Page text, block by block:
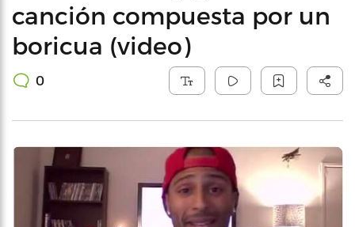
canción compuesta por un
boricua (video)
0